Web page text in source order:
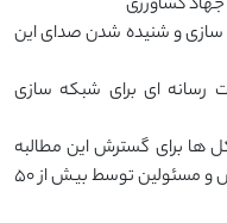
کشاورزی
سازی و شنیده شدن صدای این
و تولیدات رسانه ‌ای برای شبکه ‌سازی
‌ها برای گسترش این مطالبه
‌گری که منجر به نوشتن نامه به مجلس و مسئولین توسط بیش از ۵۰